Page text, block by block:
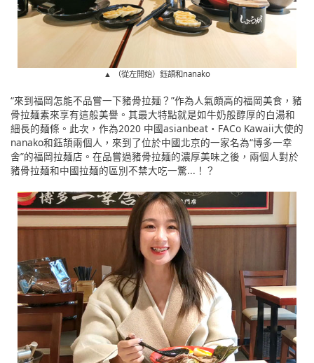
▲ （從左開始）鈺頡和nanako
“來到福岡怎能不品嘗一下豬骨拉麺？”作為人氣頗高的福岡美食，豬
骨拉麺素來享有這般美譽。其最大特點就是如牛奶般醇厚的白湯和
細長的麺條。此次，作為2020 中國asianbeat・FACo Kawaii大使的
nanako和鈺頡兩個人，來到了位於中國北京的一家名為“博多一幸
舍”的福岡拉麺店。在品嘗過豬骨拉麺的濃厚美味之後，兩個人對於
豬骨拉麺和中國拉麺的區別不禁大吃一驚...！？